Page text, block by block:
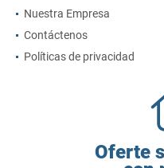
Nuestra Empresa
Contáctenos
Políticas de privacidad
Oferte